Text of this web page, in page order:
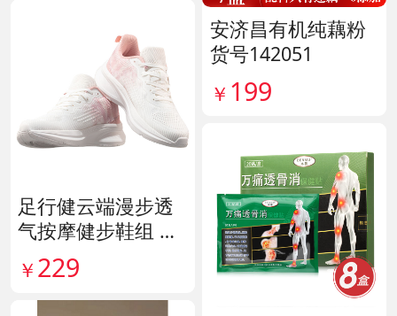
足行健云端漫步透
气按摩健步鞋组 货
号140444
￥ 229
安济昌有机纯藕粉
货号142051
￥ 199